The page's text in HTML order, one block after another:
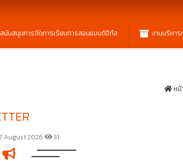
นับสนุนการจัดการเรียนการสอนแบบดิจิทัล งานบริหาร
หน้
August 2026 31